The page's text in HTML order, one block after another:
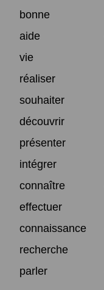
bonne
aide
vie
réaliser
souhaiter
découvrir
présenter
intégrer
connaître
effectuer
connaissance
recherche
parler